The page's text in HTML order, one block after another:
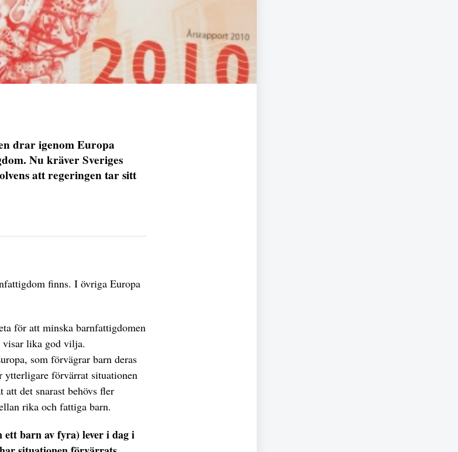
drar igenom Europa
Nu kräver Sveriges
att regeringen tar sitt
finns. I övriga Europa
för att minska barnfattigdomen
visar lika god vilja.
som förvägrar barn deras
ytterligare förvärrat situationen
det snarast behövs fler
rika och fattiga barn.
barn av fyra) lever i dag i